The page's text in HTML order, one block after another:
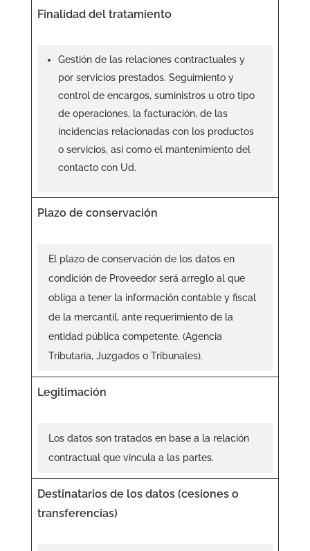
Finalidad del tratamiento
Gestión de las relaciones contractuales y
por servicios prestados. Seguimiento y
control de encargos, suministros u otro tipo
de operaciones, la facturación, de las
incidencias relacionadas con los productos
o servicios, así como el mantenimiento del
contacto con Ud.
Plazo de conservación
El plazo de conservación de los datos en
condición de Proveedor será arreglo al que
obliga a tener la información contable y fiscal
de la mercantil, ante requerimiento de la
entidad pública competente. (Agencia
Tributaria, Juzgados o Tribunales).
Legitimación
Los datos son tratados en base a la relación
contractual que vincula a las partes.
Destinatarios de los datos (cesiones o
transferencias)